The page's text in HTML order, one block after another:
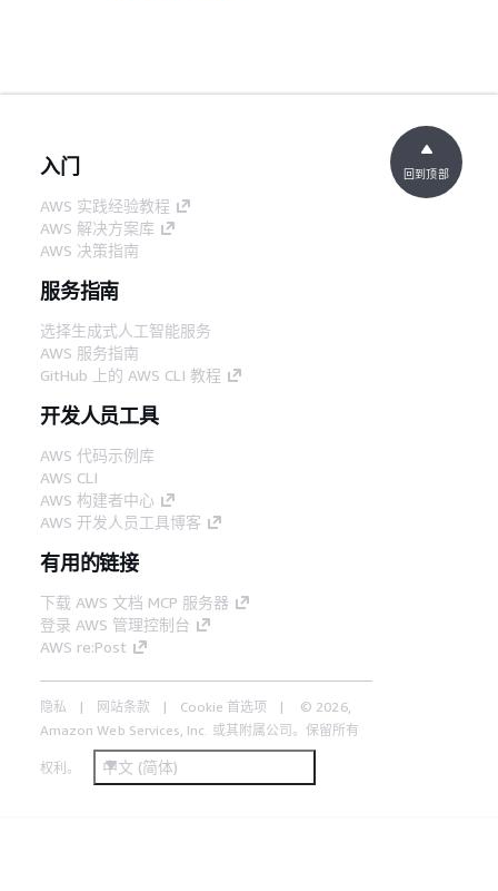
入门
AWS 实践经验教程
AWS 解决方案库
AWS 决策指南
服务指南
选择生成式人工智能服务
AWS 服务指南
GitHub 上的 AWS CLI 教程
开发人员工具
AWS 代码示例库
AWS CLI
AWS 构建者中心
AWS 开发人员工具博客
有用的链接
下载 AWS 文档 MCP 服务器
登录 AWS 管理控制台
AWS re:Post
隐私 网站条款 Cookie 首选项
© 2026,
Amazon Web Services, Inc. 或其附属公司。保留所有
权利。 中文 (简体)
回到顶部